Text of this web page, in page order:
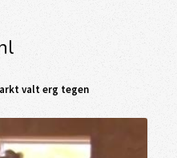
valt erg tegen